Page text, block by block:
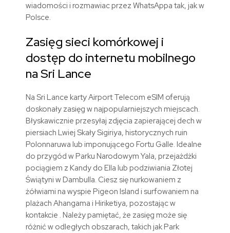
wiadomości i rozmawiac przez WhatsAppa tak, jak w
Polsce.
Zasięg sieci komórkowej i
dostęp do internetu mobilnego
na Sri Lance
Na Sri Lance karty Airport Telecom eSIM oferują
doskonały zasięg w najpopularniejszych miejscach.
Błyskawicznie przesyłaj zdjęcia zapierającej dech w
piersiach Lwiej Skały Sigiriya, historycznych ruin
Polonnaruwa lub imponującego Fortu Galle. Idealne
do przygód w Parku Narodowym Yala, przejażdżki
pociągiem z Kandy do Ella lub podziwiania Złotej
Świątyni w Dambulla. Ciesz się nurkowaniem z
żółwiami na wyspie Pigeon Island i surfowaniem na
plażach Ahangama i Hiriketiya, pozostając w
kontakcie . Należy pamiętać, że zasięg może się
różnić w odległych obszarach, takich jak Park